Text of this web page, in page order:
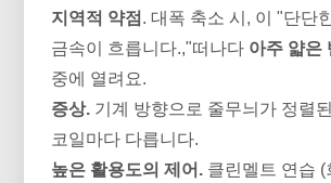
지역적 약점 . 대폭 축소 시, 이 "단단
금속이 흐릅니다.,"떠나다 아주 얇은
중에 열려요.
증상. 기계 방향으로 줄무늬가 정렬
코일마다 다릅니다.
높은 활용도의 제어. 클린멜트 연습 (